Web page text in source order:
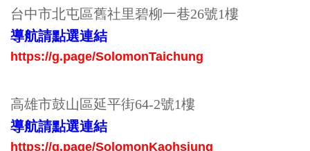
台中市北屯區舊社里碧柳一巷26號1樓
導航請點選連結
https://g.page/SolomonTaichung
高雄市鼓山區延平街64-2號1樓
導航請點選連結
https://g.page/SolomonKaohsiung